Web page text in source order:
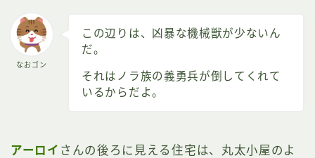
なおゴン
この辺りは、凶暴な機械獣が少ないん
だ。
それはノラ族の義勇兵が倒してくれて
いるからだよ。
アーロイ さんの後ろに見える住宅は、丸太小屋のよ